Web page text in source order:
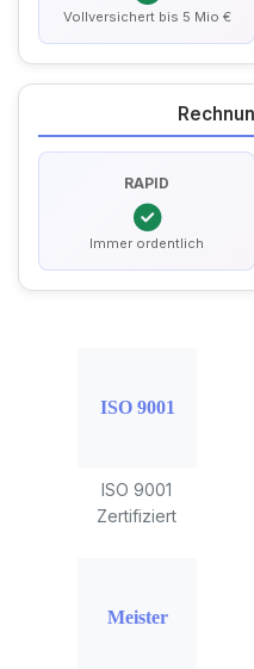
Vollversichert bis 5 Mio €
RAPID
Immer ordentlich
ISO 9001
Zertifiziert